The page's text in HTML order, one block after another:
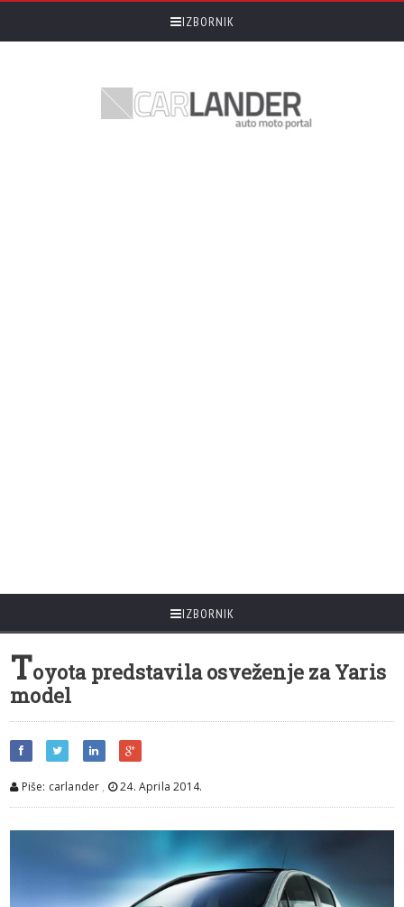
IZBORNIK
IZBORNIK
Toyota predstavila osveženje za Yaris
model
Piše: carlander , 24. Aprila 2014.